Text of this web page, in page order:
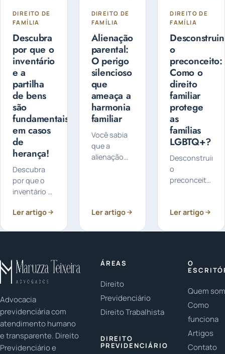
DIREITO DE
FAMÍLIA
Descubra
por que o
inventário
e a
partilha
de bens
são
fundamentais
em casos
de
herança!
Descubra
por que o
inventário e
bens são
Você já
parou para
pensar na
Ler artigo
DIREITO DE
FAMÍLIA
Alienação
parental:
O perigo
silencioso
que
ameaça a
harmonia
familiar
Você sabia
que a
alienação
pode afetar
entre pais e
fundamental
Ler artigo
DIREITO DE
FAMÍLIA
o
preconceito:
Como o
direito
familiar
protege
as
famílias
LGBTQ+?
Desconstruindo
o
preconceito:
familiar
LGBTQ+ têm
Ler artigo
Advocacia
previdenciária com
atendimento humano
e transparente. Direito
Previdenciário e
ÁREAS
Direito
Previdenciário
Direito Trabalhista
DIREITO
PREVIDENCIÁRIO
O
Quem
Como
funciona
Artigos
Contato